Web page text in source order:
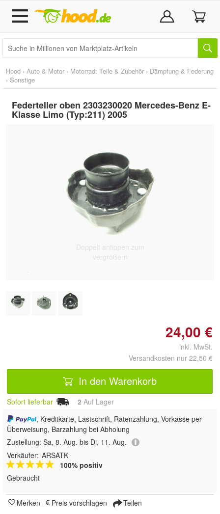
Hood › Auto & Motor › Motorrad: Teile & Zubehör › Dämpfung & Federung
› Sonstige
Federteller oben 2303230020 Mercedes-Benz E-
Klasse Limo (Typ:211) 2005
Doppelt antippen zum
vergrößern
24,00 €
inkl. MwSt.
Versandkosten nur 22,50 €
In den Warenkorb
Sofort lieferbar 2 Auf Lager
, Kreditkarte, Lastschrift, Ratenzahlung, Vorkasse per
Überweisung, Barzahlung bei Abholung
Zustellung: Sa, 8. Aug. bis Di, 11. Aug.
Verkäufer: ARSATK
100% positiv
Gebraucht
Merken Preis vorschlagen Teilen